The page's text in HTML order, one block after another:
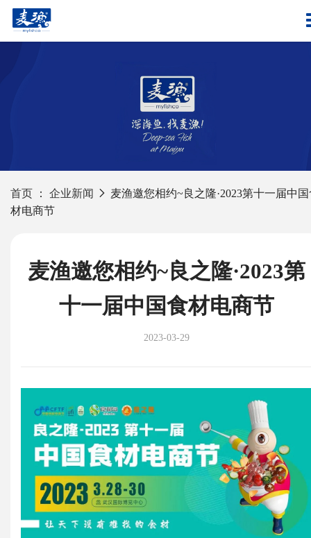
首页 ： 企业新闻
麦渔邀您相约~良之隆·2023第十一届中
材电商节
麦渔邀您相约~良之隆·2023第
十一届中国食材电商节
2023-03-29